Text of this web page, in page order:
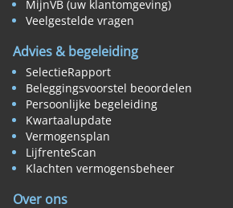
MijnVB (uw klantomgeving)
Veelgestelde vragen
Advies & begeleiding
SelectieRapport
Beleggingsvoorstel beoordelen
Persoonlijke begeleiding
Kwartaalupdate
Vermogensplan
LijfrenteScan
Klachten vermogensbeheer
Over ons